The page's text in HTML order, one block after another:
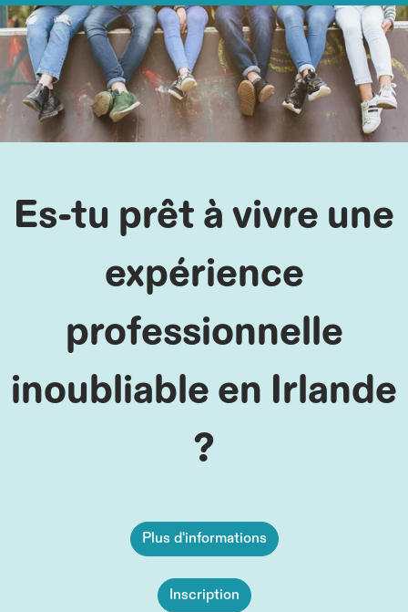
Es-tu prêt à vivre une
expérience
professionnelle
inoubliable en Irlande
?
Plus d'informations
Inscription